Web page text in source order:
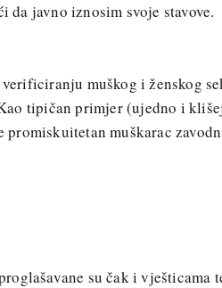
da javno iznosim svoje stavove.
muškog i ženskog
tipičan primjer (ujedno i
promiskuitetan muškarac
su čak i vješticama